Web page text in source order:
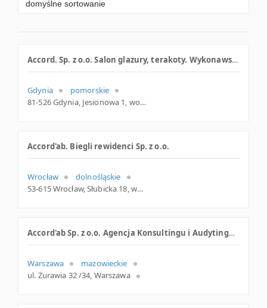
Accord. Sp. z o.o. Salon glazury, terakoty. Wykonawstwo
Gdynia
pomorskie
81-526 Gdynia, Jesionowa 1, woj. Pomorskie, pow. Gdynia, gm. Gdynia
Accord'ab. Biegli rewidenci Sp. z o.o.
Wrocław
dolnośląskie
53-615 Wrocław, Słubicka 18, woj. Dolnośląskie, pow. Wrocław, gm. Wrocław
Accord'ab Sp. z o.o. Agencja Konsultingu i Audytingu Gospodarczego
Warszawa
mazowieckie
ul. Żurawia 32 /34, Warszawa